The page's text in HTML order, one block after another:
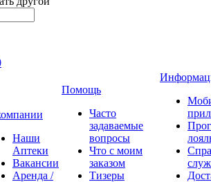
Наши
Аптеки
Вакансии
Аренда /
Помощь
Часто
задаваемые
вопросы
Что с моим
заказом
Тизеры